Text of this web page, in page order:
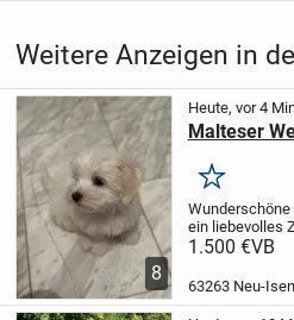
Weitere Anzeigen in
8
Heute, vor 4
Malteser
Merken
ein liebevolles
Malteser-
wurden am
1.500 €VB
63263 Neu-